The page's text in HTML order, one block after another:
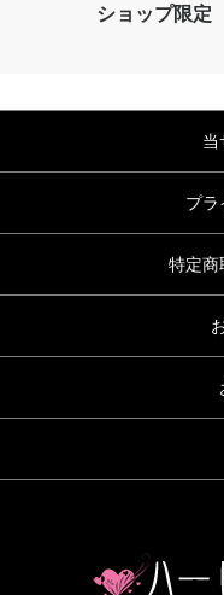
ショップ限定
当
プラ
特定商